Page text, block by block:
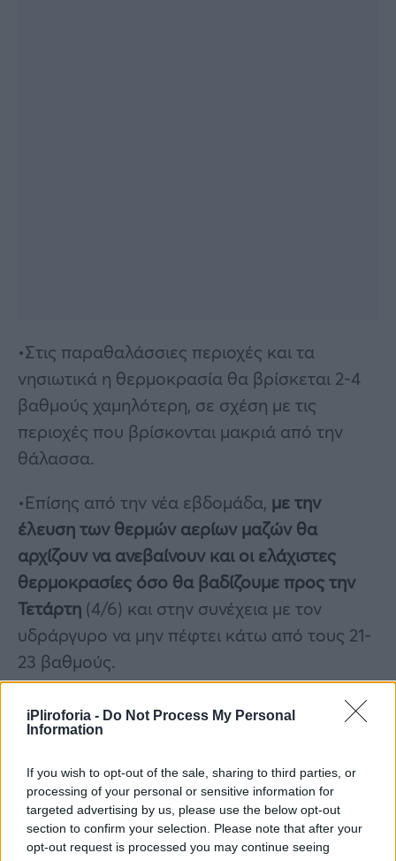
iPliroforia - Do Not Process My Personal
Information
If you wish to opt-out of the sale, sharing to third parties, or
processing of your personal or sensitive information for
targeted advertising by us, please use the below opt-out
section to confirm your selection. Please note that after your
opt-out request is processed you may continue seeing
•Στις παραθαλάσσιες περιοχές και τα
νησιωτικά η θερμοκρασία θα βρίσκεται 2-4
βαθμούς χαμηλότερη, σε σχέση με τις
περιοχές που βρίσκονται μακριά από την
θάλασσα.
•Επίσης από την νέα εβδομάδα, με την
έλευση των θερμών αερίων μαζών θα
αρχίζουν να ανεβαίνουν και οι ελάχιστες
θερμοκρασίες όσο θα βαδίζουμε προς την
Τετάρτη (4/6) και στην συνέχεια με τον
υδράργυρο να μην πέφτει κάτω από τους 21-
23 βαθμούς.
●Οι άνεμοι θα αρχίσουν να εξασθενούν από
τη Κυριακή και να διατηρούνται από τη νέα
Πελάγη, ενώ στο ανατολικό, κεντρικό και
νότιο Αιγαίο έως 6 μποφόρ τοπικά.